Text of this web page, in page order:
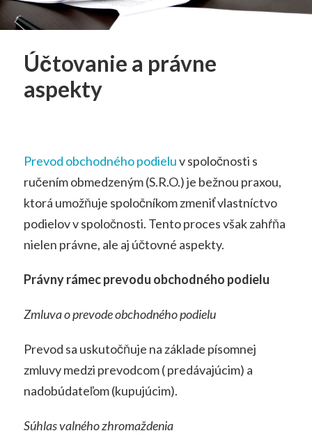
Účtovanie a právne
aspekty
Prevod obchodného podieluv spoločnosti s
ručením obmedzeným (S.R.O.) je bežnou praxou,
ktorá umožňuje spoločníkom zmeniť vlastníctvo
podielov v spoločnosti. Tento proces však zahŕňa
nielen právne, ale aj účtovné aspekty.
Právny rámec prevodu obchodného podielu
Zmluva o prevode obchodného podielu
Prevod sa uskutočňuje na základe písomnej
zmluvy medzi prevodcom ( predávajúcim) a
nadobúdateľom (kupujúcim).
Súhlas valného zhromaždenia